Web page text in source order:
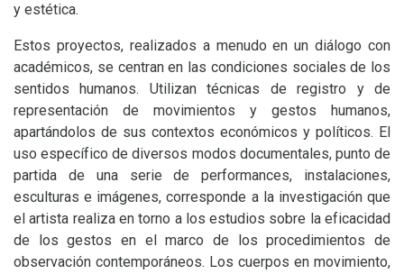
y estética.
Estos proyectos, realizados a menudo en un diálogo con
académicos, se centran en las condiciones sociales de los
sentidos humanos. Utilizan técnicas de registro y de
representación de movimientos y gestos humanos,
apartándolos de sus contextos económicos y políticos. El
uso específico de diversos modos documentales, punto de
partida de una serie de performances, instalaciones,
esculturas e imágenes, corresponde a la investigación que
el artista realiza en torno a los estudios sobre la eficacidad
de los gestos en el marco de los procedimientos de
observación contemporáneos. Los cuerpos en movimiento,